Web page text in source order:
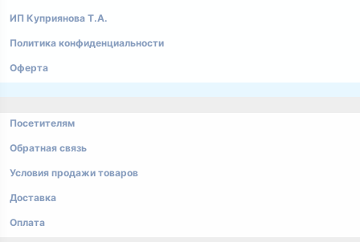
ИП Куприянова Т.А.
Политика конфиденциальности
Оферта
Посетителям
Обратная связь
Условия продажи товаров
Доставка
Оплата